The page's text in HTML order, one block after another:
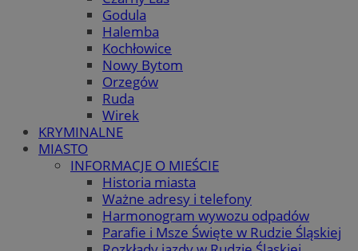
Godula
Halemba
Kochłowice
Nowy Bytom
Orzegów
Ruda
Wirek
KRYMINALNE
MIASTO
INFORMACJE O MIEŚCIE
Historia miasta
Ważne adresy i telefony
Harmonogram wywozu odpadów
Parafie i Msze Święte w Rudzie Śląskiej